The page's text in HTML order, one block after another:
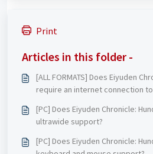
Print
Articles in this folder -
[ALL FORMATS] Does Eiyuden
require an internet connection
[PC] Does Eiyuden Chronicle:
ultrawide support?
[PC] Does Eiyuden Chronicle: